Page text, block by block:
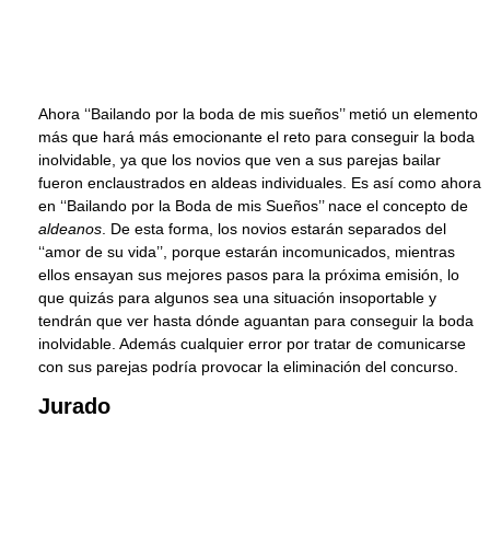
Ahora ‘‘Bailando por la boda de mis sueños’’ metió un elemento
más que hará más emocionante el reto para conseguir la boda
inolvidable, ya que los novios que ven a sus parejas bailar
fueron enclaustrados en aldeas individuales. Es así como ahora
en ‘‘Bailando por la Boda de mis Sueños’’ nace el concepto de
aldeanos . De esta forma, los novios estarán separados del
‘‘amor de su vida’’, porque estarán incomunicados, mientras
ellos ensayan sus mejores pasos para la próxima emisión, lo
que quizás para algunos sea una situación insoportable y
tendrán que ver hasta dónde aguantan para conseguir la boda
inolvidable. Además cualquier error por tratar de comunicarse
con sus parejas podría provocar la eliminación del concurso.
Jurado